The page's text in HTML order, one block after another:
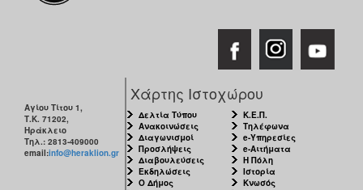
Αγίου Τίτου 1,
Τ.Κ. 71202,
Ηράκλειο
Τηλ.: 2813-409000
email:info@heraklion.gr
Χάρτης Ιστοχώρου
Δελτία Τύπου
Ανακοινώσεις
Διαγωνισμοί
Προσλήψεις
Διαβουλεύσεις
Εκδηλώσεις
Ο Δήμος
Κ.Ε.Π.
Τηλέφωνα
e-Υπηρεσίες
e-Αιτήματα
Η Πόλη
Ιστορία
Κνωσός